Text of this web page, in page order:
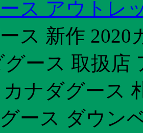
ス アウトレ
ス 新作
ース 取扱店
ナダグース
ース ダウン